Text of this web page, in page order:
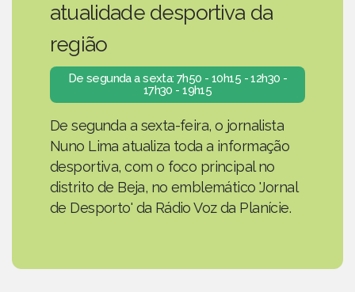
atualidade desportiva da
região
De segunda a sexta: 7h50 - 10h15 - 12h30 -
17h30 - 19h15
De segunda a sexta-feira, o jornalista
Nuno Lima atualiza toda a informação
desportiva, com o foco principal no
distrito de Beja, no emblemático 'Jornal
de Desporto' da Rádio Voz da Planície.